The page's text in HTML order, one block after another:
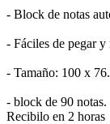
- Block de notas
- Fáciles de pegar
- Tamaño: 100 x 76.
- block de 90 notas.
Recibilo en 2 horas